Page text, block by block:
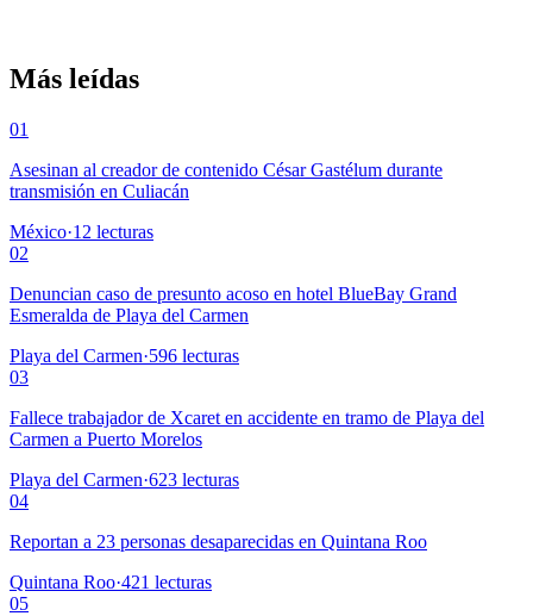
Más leídas
01
Asesinan al creador de contenido César Gastélum durante
transmisión en Culiacán
México·12 lecturas
02
Denuncian caso de presunto acoso en hotel BlueBay Grand
Esmeralda de Playa del Carmen
Playa del Carmen·596 lecturas
03
Fallece trabajador de Xcaret en accidente en tramo de Playa del
Carmen a Puerto Morelos
Playa del Carmen·623 lecturas
04
Reportan a 23 personas desaparecidas en Quintana Roo
Quintana Roo·421 lecturas
05